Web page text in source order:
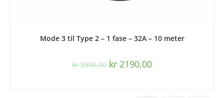
Mode 3 til Type 2 – 1 fase – 32A – 10 meter
kr2390,00 kr 2190,00